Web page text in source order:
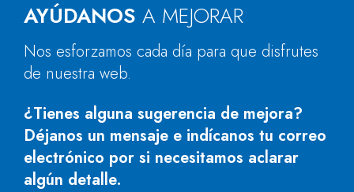
AYÚDANOS A MEJORAR
Nos esforzamos cada día para que disfrutes
de nuestra web.
¿Tienes alguna sugerencia de mejora?
Déjanos un mensaje e indícanos tu correo
electrónico por si necesitamos aclarar
algún detalle.